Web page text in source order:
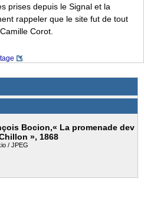
prises depuis le Signal et la
rappeler que le site fut de tout
Corot.
Bocion,« La promenade dev
», 1868
/ JPEG